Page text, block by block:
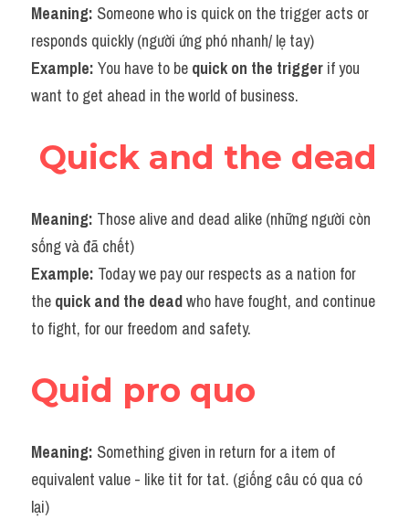
Meaning: Someone who is quick on the trigger acts or
responds quickly (người ứng phó nhanh/ lẹ tay)
Example: You have to be quick on the trigger if you
want to get ahead in the world of business.
Quick and the dead
Meaning: Those alive and dead alike (những người còn
sống và đã chết)
Example: Today we pay our respects as a nation for
the quick and the dead who have fought, and continue
to fight, for our freedom and safety.
Quid pro quo
Meaning: Something given in return for a item of
equivalent value - like tit for tat. (giống câu có qua có
lại)